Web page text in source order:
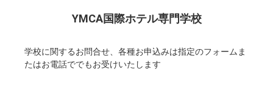
YMCA国際ホテル専門学校
学校に関するお問合せ、各種お申込みは指定のフォームま
たはお電話ででもお受けいたします